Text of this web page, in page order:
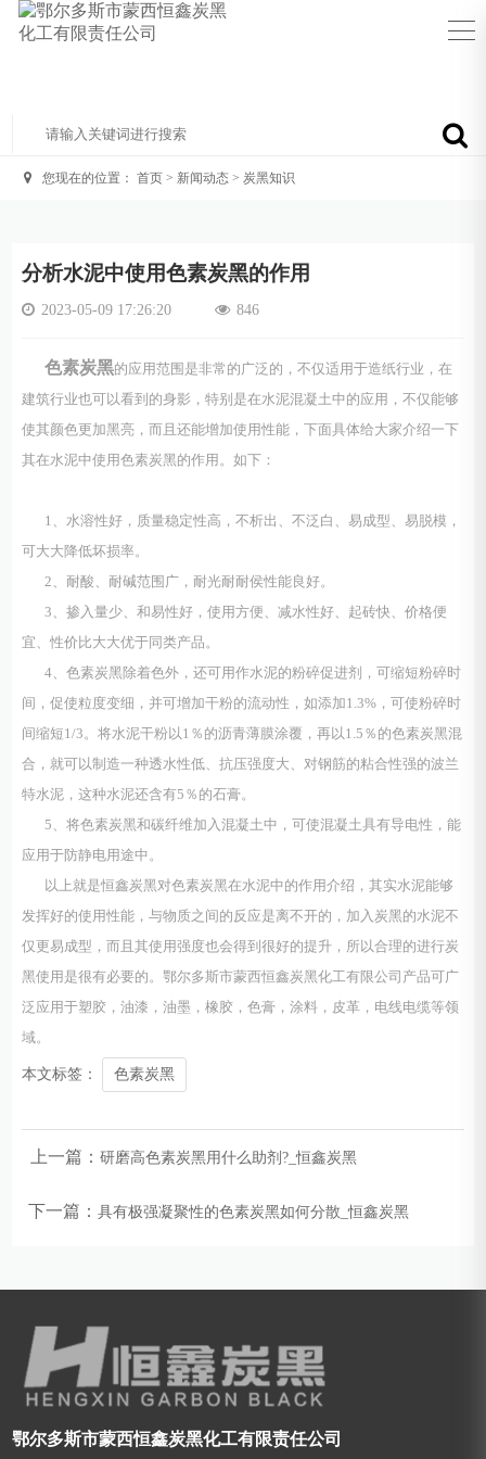
您现在的位置：首页 > 新闻动态 >炭黑知识
分析水泥中使用色素炭黑的作用
2023-05-09 17:26:20 846
色素炭黑的应用范围是非常的广泛的，不仅适用于造纸行业，在
建筑行业也可以看到的身影，特别是在水泥混凝土中的应用，不仅能够
使其颜色更加黑亮，而且还能增加使用性能，下面具体给大家介绍一下
其在水泥中使用色素炭黑的作用。如下：
1、水溶性好，质量稳定性高，不析出、不泛白、易成型、易脱模，
可大大降低坏损率。
2、耐酸、耐碱范围广，耐光耐耐侯性能良好。
3、掺入量少、和易性好，使用方便、减水性好、起砖快、价格便
宜、性价比大大优于同类产品。
4、色素炭黑除着色外，还可用作水泥的粉碎促进剂，可缩短粉碎时
间，促使粒度变细，并可增加干粉的流动性，如添加1.3%，可使粉碎时
间缩短1/3。将水泥干粉以1％的沥青薄膜涂覆，再以1.5％的色素炭黑混
合，就可以制造一种透水性低、抗压强度大、对钢筋的粘合性强的波兰
特水泥，这种水泥还含有5％的石膏。
5、将色素炭黑和碳纤维加入混凝土中，可使混凝土具有导电性，能
应用于防静电用途中。
以上就是恒鑫炭黑对色素炭黑在水泥中的作用介绍，其实水泥能够
发挥好的使用性能，与物质之间的反应是离不开的，加入炭黑的水泥不
仅更易成型，而且其使用强度也会得到很好的提升，所以合理的进行炭
黑使用是很有必要的。鄂尔多斯市蒙西恒鑫炭黑化工有限公司产品可广
泛应用于塑胶，油漆，油墨，橡胶，色膏，涂料，皮革，电线电缆等领
域。
本文标签： 色素炭黑
上一篇： 研磨高色素炭黑用什么助剂?_恒鑫炭黑
下一篇： 具有极强凝聚性的色素炭黑如何分散_恒鑫炭黑
鄂尔多斯市蒙西恒鑫炭黑化工有限责任公司